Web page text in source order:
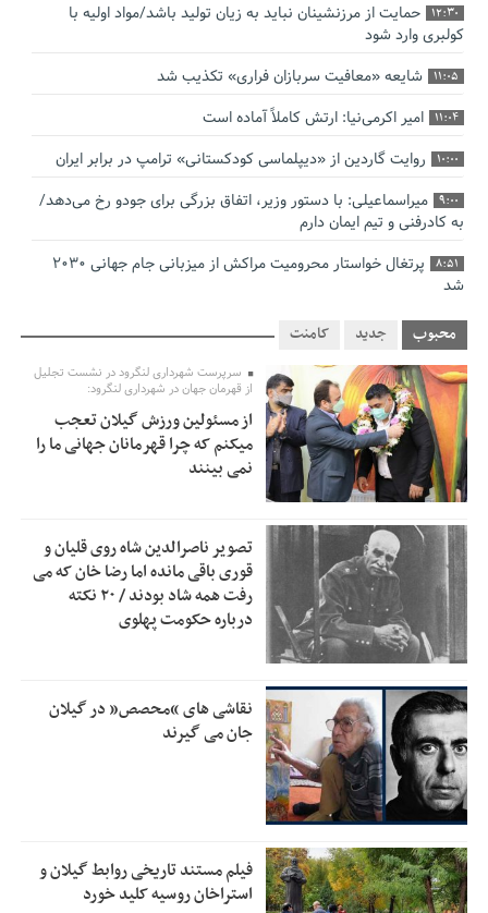
12:30
حمایت از مرزنشینان نباید به زیان تولید باشد/مواد اولیه با
کولبری وارد شود
11:05 شایعه «معافیت سربازان فراری» تکذیب شد
11:04 امیر اکرمی‌نیا: ارتش کاملاً آماده است
10:00 روایت گاردین از «دیپلماسی کودکستانی» ترامپ در برابر ایران
9:00
میراسماعیلی: با دستور وزیر، اتفاق بزرگی برای جودو رخ می‌دهد/
به کادرفنی و تیم ایمان دارم
8:51
پرتغال خواستار محرومیت مراکش از میزبانی جام جهانی ۲۰۳۰
شد
8:41 فریدون جیرانی: اکبر عبدی حیف شد
0:58
تسهیلات اشتغالزایی در اختیار نهادهای حمایتی باید براساس
اولویت‌های گیلان پرداخت شود
2:53
زمان جلسه سرنوشت‌ساز هیات رئیسه فدراسیون فوتبال با حضور
قلعه‌نویی مشخص شد
2:50
دفتر رهبر انقلاب: مطالب خارج از مراجع رسمی فاقد سندیت
2:46
بقائی: فضای مذاکرات فنی و سیاسی ایران و عمان درباره تنگه
هرمز، مثبت است
1:30
رئیس سازمان جهاد کشاورزی استان: کشاورزان گیلان نسبت به
دریافت یارانه کود اقدام کنند
1:00 تمدید مهلت اظهارنامه‌های مالیاتی سال ۱۴۰۴ تا پایان شهریورماه
محبوب جدید کامنت
سرپرست شهرداری لنگرود در نشست تجلیل
از قهرمان جهان در شهرداری لنگرود:
از مسئولین ورزش گیلان تعجب
میکنم که چرا قهرمانان جهانی ما را
نمی بینند
تصویر ناصرالدین شاه روی قلیان و
قوری باقی مانده اما رضا خان که می
رفت همه شاد بودند / ۲۰ نکته
درباره حکومت پهلوی
نقاشی های “محصص” در گیلان
جان می گیرند
فیلم مستند تاریخی روابط گیلان و
استراخان روسیه کلید خورد